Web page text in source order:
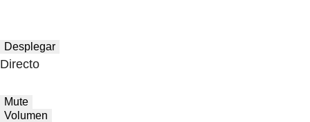
Desplegar
Directo
Mute
Volumen